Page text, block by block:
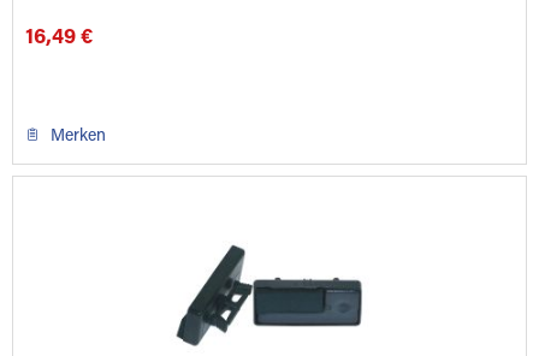
16,49 €
Merken